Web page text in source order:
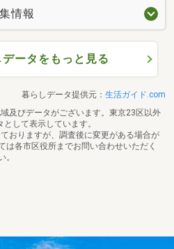
情報
ータをもっと見る
暮らしデータ提供元： 生活ガイド.com
及びデータがございます。東京23区以外
して表示しています。
おりますが、調査後に変更がある場合が
は各市区役所までお問い合わせいただく
。